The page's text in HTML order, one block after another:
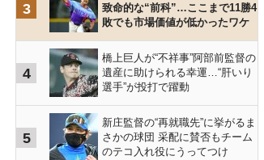
3
致命的な“前科”…ここまで11勝4
敗でも市場価値が低かったワケ
4
橋上巨人が“不祥事”阿部前監督の
遺産に助けられる幸運…“肝いり
選手”が投打で躍動
5
新庄監督の“再就職先”に挙がるま
さかの球団 采配に賛否もチーム
のテコ入れ役にうってつけ